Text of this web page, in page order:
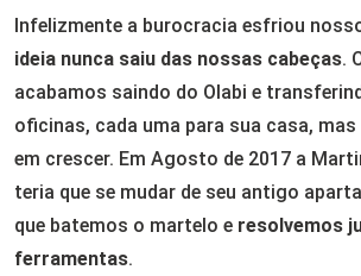
Infelizmente a burocracia esfriou
ideia nunca saiu das nossas cabeças.
acabamos saindo do Olabi e
oficinas, cada uma para sua casa,
em crescer. Em Agosto de 2017 a
teria que se mudar de seu antigo
que batemos o martelo e resolvemos
ferramentas.